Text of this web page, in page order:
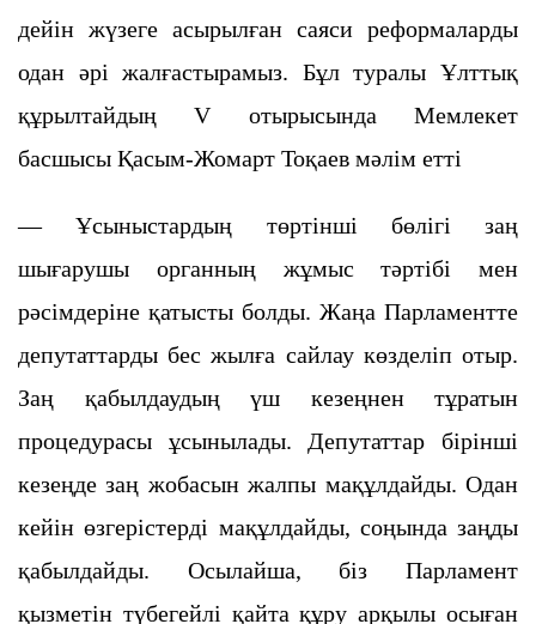
дейін жүзеге асырылған саяси реформаларды
одан әрі жалғастырамыз. Бұл туралы Ұлттық
құрылтайдың V отырысында Мемлекет
басшысы Қасым-Жомарт Тоқаев мәлім етті
— Ұсыныстардың төртінші бөлігі заң
шығарушы органның жұмыс тәртібі мен
рәсімдеріне қатысты болды. Жаңа Парламентте
депутаттарды бес жылға сайлау көзделіп отыр.
Заң қабылдаудың үш кезеңнен тұратын
процедурасы ұсынылады. Депутаттар бірінші
кезеңде заң жобасын жалпы мақұлдайды. Одан
кейін өзгерістерді мақұлдайды, соңында заңды
қабылдайды. Осылайша, біз Парламент
қызметін түбегейлі қайта құру арқылы осыған